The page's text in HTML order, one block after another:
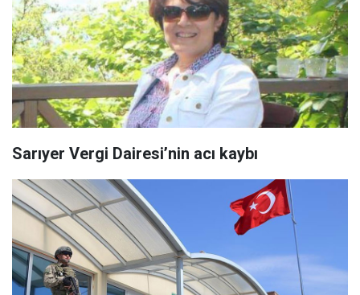
Sarıyer Vergi Dairesi’nin acı kaybı